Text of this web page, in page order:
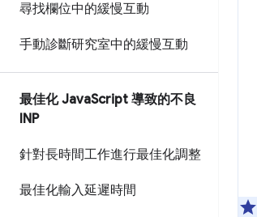
尋找欄位中的緩慢互動
手動診斷研究室中的緩慢互動
最佳化 JavaScript 導致的不良
INP
針對長時間工作進行最佳化調整
最佳化輸入延遲時間